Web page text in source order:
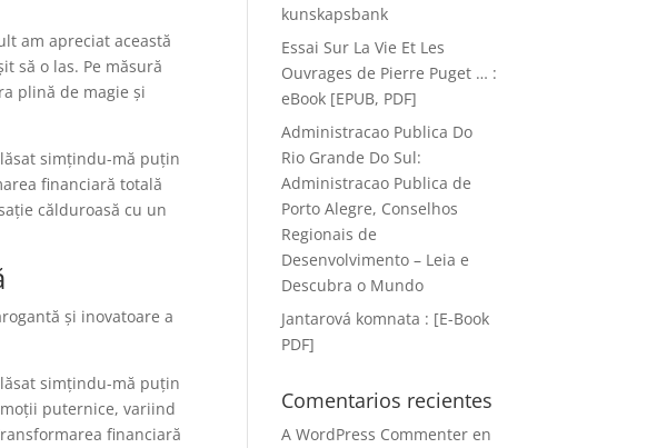
am apreciat această
să o las. Pe măsură
plină de magie și
simțindu-mă puțin
financiară totală
călduroasă cu un
și inovatoare a
simțindu-mă puțin
puternice, variind
financiară
kunskapsbank
Essai Sur La Vie Et Les
Ouvrages de Pierre Puget … :
eBook [EPUB, PDF]
Administracao Publica Do
Rio Grande Do Sul:
Administracao Publica de
Porto Alegre, Conselhos
Regionais de
Desenvolvimento – Leia e
Descubra o Mundo
Jantarová komnata : [E-Book
PDF]
Comentarios recientes
A WordPress Commenter en